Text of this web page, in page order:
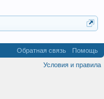
Обратная связь
Помощь
Условия и правила